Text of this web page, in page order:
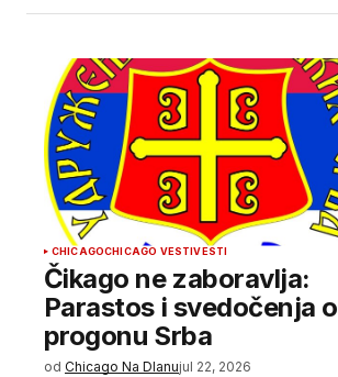
CHICAGOCHICAGO VESTIVESTI
Čikago ne zaboravlja:
Parastos i svedočenja o
progonu Srba
od Chicago Na Dlanujul 22, 2026